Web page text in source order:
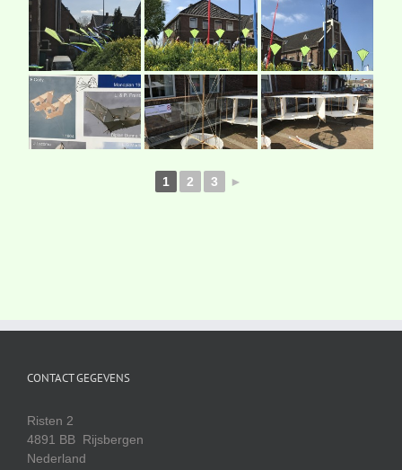
1 2 3 ►
CONTACT GEGEVENS
Risten 2
4891 BB Rijsbergen
Nederland